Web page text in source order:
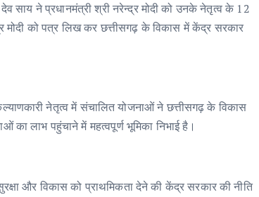
साय ने प्रधानमंत्री श्री नरेन्द्र मोदी को उनके नेतृत्व के 12
मोदी को पत्र लिख कर छत्तीसगढ़ के विकास में केंद्र सरकार
नेतृत्व में संचालित योजनाओं ने छत्तीसगढ़ के विकास
लाभ पहुंचाने में महत्वपूर्ण भूमिका निभाई है।
और विकास को प्राथमिकता देने की केंद्र सरकार की नीति